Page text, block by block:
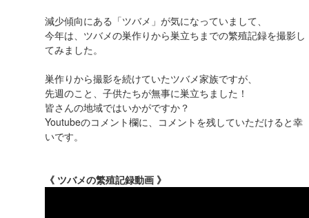
減少傾向にある「ツバメ」が気になっていまして、
今年は、ツバメの巣作りから巣立ちまでの繁殖記録を撮影し
てみました。
巣作りから撮影を続けていたツバメ家族ですが、
先週のこと、子供たちが無事に巣立ちました！
皆さんの地域ではいかがですか？
Youtubeのコメント欄に、コメントを残していただけると幸
いです。
《 ツバメの繁殖記録動画 》